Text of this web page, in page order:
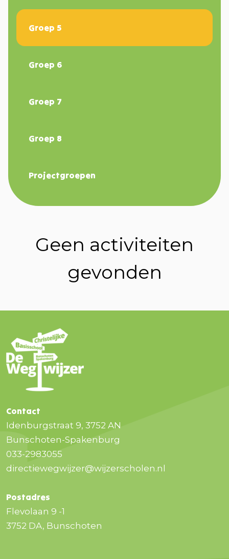
Groep 5
Groep 6
Groep 7
Groep 8
Projectgroepen
Geen activiteiten
gevonden
Contact
Idenburgstraat 9, 3752 AN
Bunschoten-Spakenburg
033-2983055
directiewegwijzer@wijzerscholen.nl
Postadres
Flevolaan 9 -1
3752 DA, Bunschoten